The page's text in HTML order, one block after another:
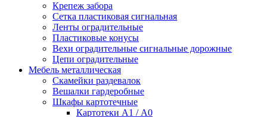
Крепеж забора
Сетка пластиковая сигнальная
Ленты оградительные
Пластиковые конусы
Вехи оградительные сигнальные дорожные
Цепи оградительные
Мебель металлическая
Скамейки раздевалок
Вешалки гардеробные
Шкафы картотечные
Картотеки А1 / А0